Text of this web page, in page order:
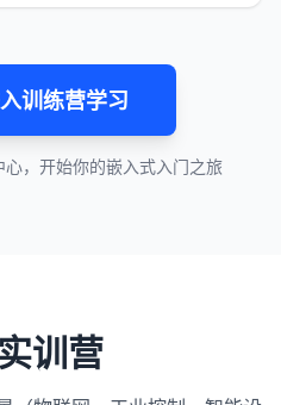
训练营学习
，开始你的嵌入式入门之旅
训营